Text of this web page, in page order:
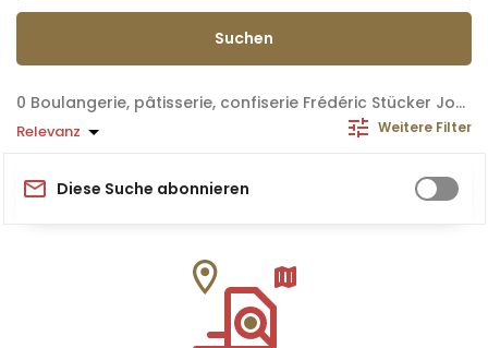
Suchen
Boulangerie, pâtisserie, confiserie Frédéric Stücker Jobs
Relevanz Weitere Filter
Diese Suche abonnieren